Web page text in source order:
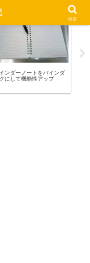
ンダーノートをバインダ
にして機能性アップ
検索